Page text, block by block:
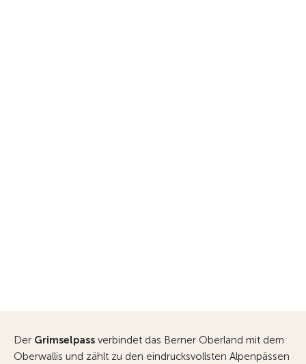
Der Grimselpass verbindet das Berner Oberland mit dem
Oberwallis und zählt zu den eindrucksvollsten Alpenpässen